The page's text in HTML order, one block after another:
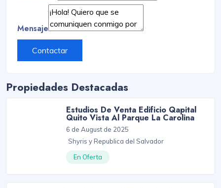
Mensaje
Contactar
Propiedades Destacadas
Estudios De Venta Edificio Qapital
Quito Vista Al Parque La Carolina
6 de August de 2025
Shyris y Republica del Salvador
En Oferta